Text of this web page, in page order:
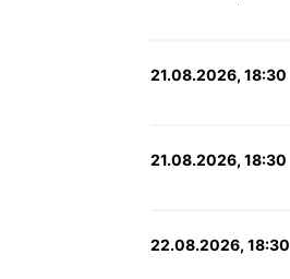
21.08.2026, 18:30
21.08.2026, 18:30
22.08.2026, 18:30